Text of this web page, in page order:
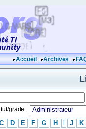
Accueil Archives
grade :
C D E F G H J
K